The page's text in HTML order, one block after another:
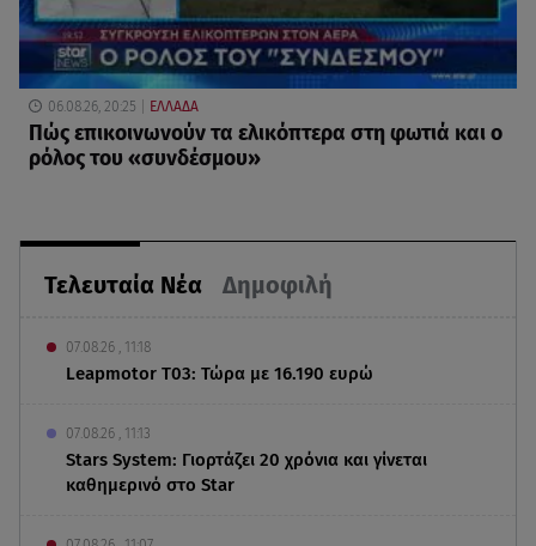
Τελευταία Νέα Δημοφιλή
07.08.26 , 11:18
Leapmotor T03: Τώρα με 16.190 ευρώ
07.08.26 , 11:13
Stars System: Γιορτάζει 20 χρόνια και γίνεται
καθημερινό στο Star
06.08.26, 20:25 ΕΛΛΑΔΑ
Πώς επικοινωνούν τα ελικόπτερα στη φωτιά και ο
ρόλος του «συνδέσμου»